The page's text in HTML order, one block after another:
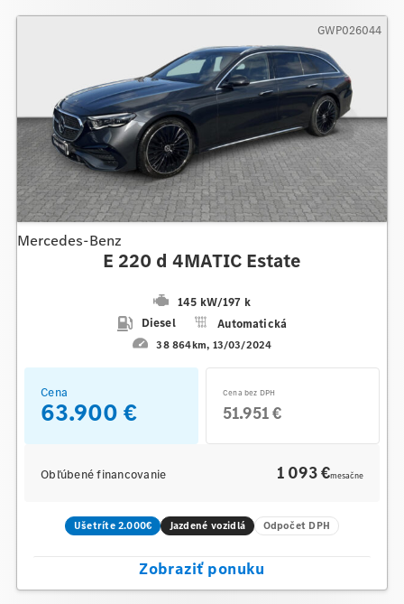
Mercedes-Benz
E 220 d 4MATIC Estate
145 kW/197 k
Diesel
Automatická
38 864km 13/03/2024
GWP026044
Cena
63.900 €
Cena bez DPH
51.951 €
Obľúbené financovanie 1 093 €mesačne
Ušetríte 2.000€ Jazdené vozidlá Odpočet DPH
Zobraziť ponuku